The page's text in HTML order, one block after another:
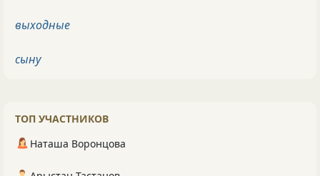
выходные
сыну
ТОП УЧАСТНИКОВ
Наташа Воронцова